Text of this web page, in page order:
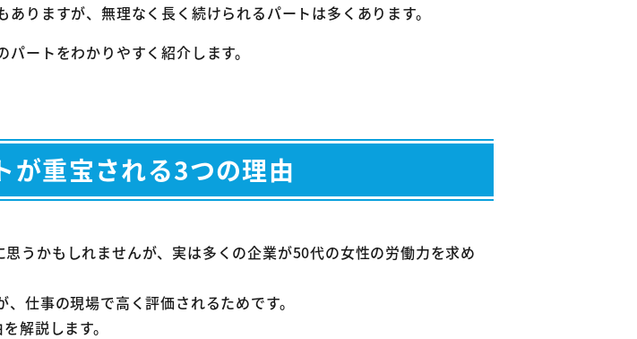
パート3選
パート3選
りますが、無理なく長く続けられるパートは多くあります。
ートをわかりやすく紹介します。
が重宝される3つの理由
うかもしれませんが、実は多くの企業が50代の女性の労働力を求め
仕事の現場で高く評価されるためです。
解説します。